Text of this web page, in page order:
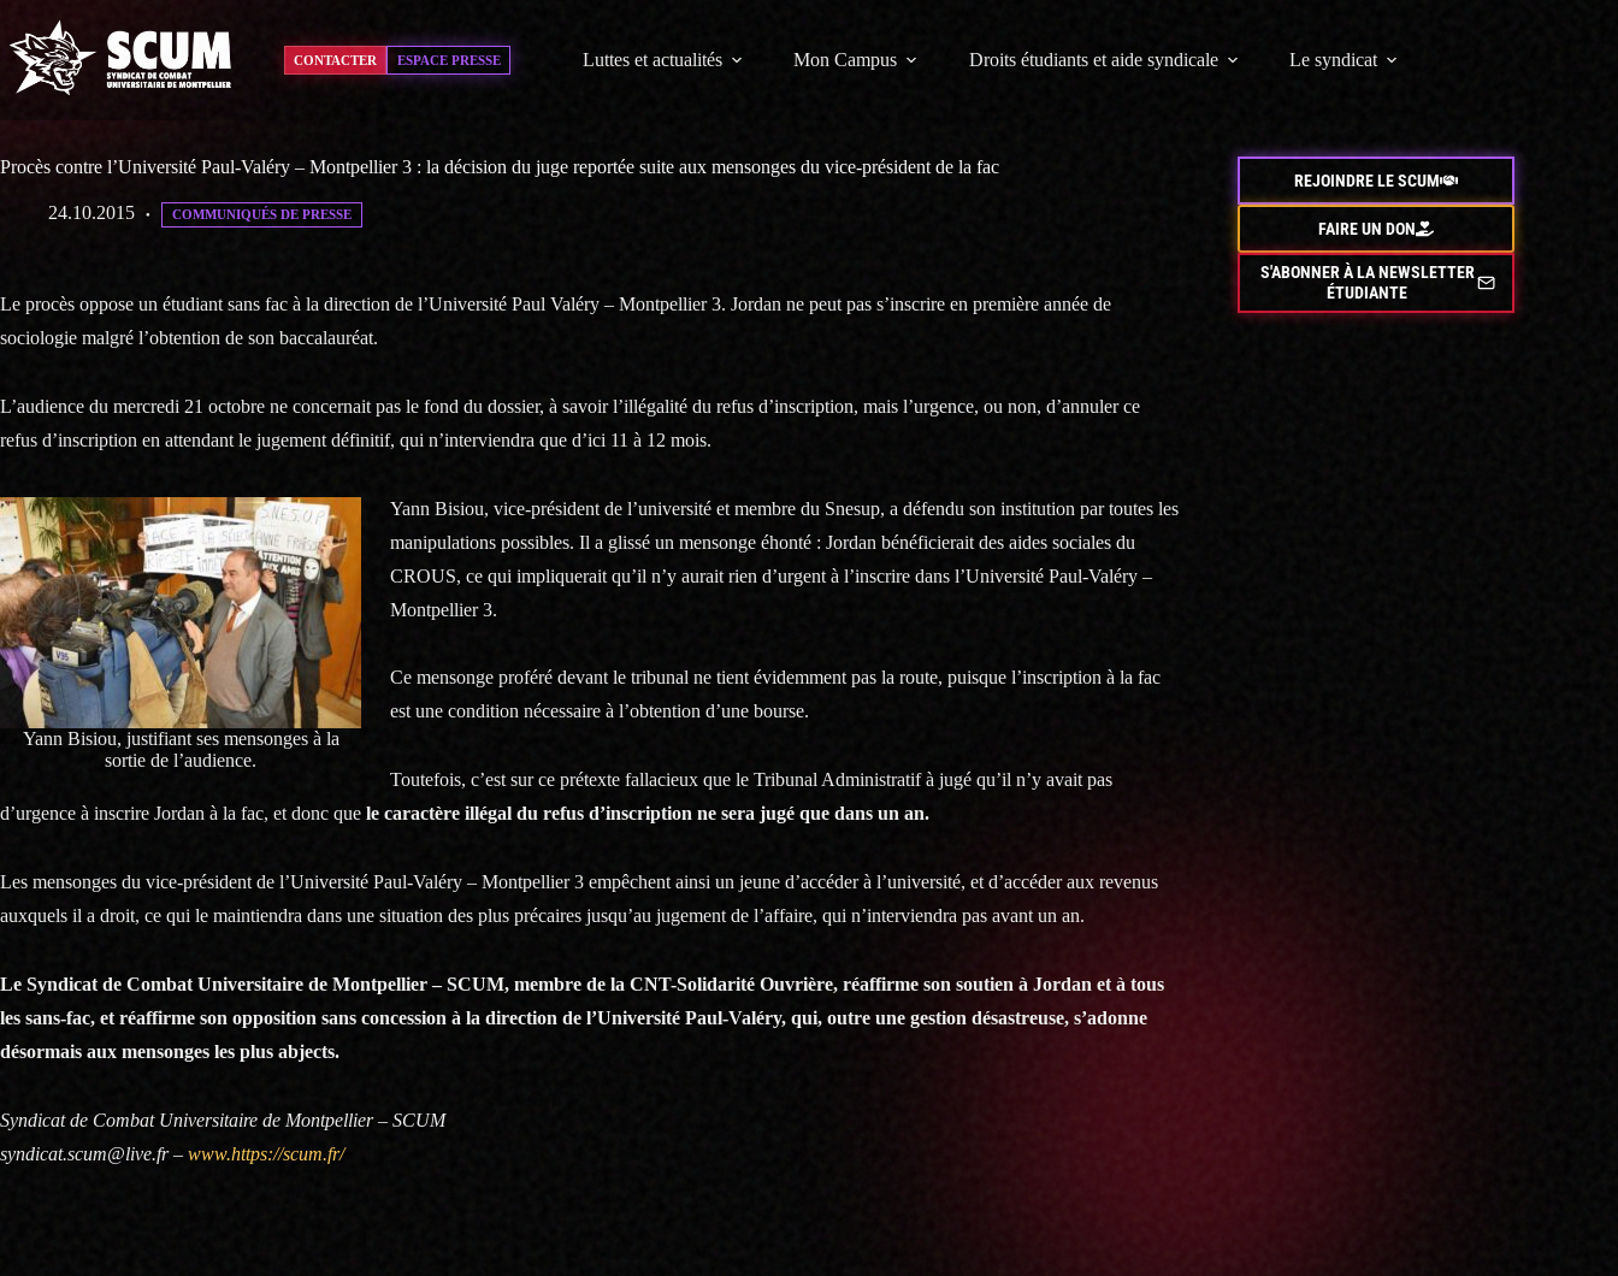
contenu
CONTACTER ESPACE PRESSE Luttes et actualités Mon Campus Droits étudiants et aide syndicale Le syndicat
Procès contre l’Université Paul-Valéry – Montpellier 3 : la décision du juge reportée suite aux mensonges du vice-président de la fac
24.10.2015 COMMUNIQUÉS DE PRESSE
Le procès oppose un étudiant sans fac à la direction de l’Université Paul Valéry – Montpellier 3. Jordan ne peut pas s’inscrire en première année de
sociologie malgré l’obtention de son baccalauréat.
L’audience du mercredi 21 octobre ne concernait pas le fond du dossier, à savoir l’illégalité du refus d’inscription, mais l’urgence, ou non, d’annuler ce
refus d’inscription en attendant le jugement définitif, qui n’interviendra que d’ici 11 à 12 mois.
Yann Bisiou, justifiant ses mensonges à la
sortie de l’audience.
Yann Bisiou, vice-président de l’université et membre du Snesup, a défendu son institution par toutes les
manipulations possibles. Il a glissé un mensonge éhonté : Jordan bénéficierait des aides sociales du
CROUS, ce qui impliquerait qu’il n’y aurait rien d’urgent à l’inscrire dans l’Université Paul-Valéry –
Montpellier 3.
Ce mensonge proféré devant le tribunal ne tient évidemment pas la route, puisque l’inscription à la fac
est une condition nécessaire à l’obtention d’une bourse.
Toutefois, c’est sur ce prétexte fallacieux que le Tribunal Administratif à jugé qu’il n’y avait pas
d’urgence à inscrire Jordan à la fac, et donc que le caractère illégal du refus d’inscription ne sera jugé que dans un an.
Les mensonges du vice-président de l’Université Paul-Valéry – Montpellier 3 empêchent ainsi un jeune d’accéder à l’université, et d’accéder aux revenus
auxquels il a droit, ce qui le maintiendra dans une situation des plus précaires jusqu’au jugement de l’affaire, qui n’interviendra pas avant un an.
Le Syndicat de Combat Universitaire de Montpellier – SCUM, membre de la CNT-Solidarité Ouvrière, réaffirme son soutien à Jordan et à tous
les sans-fac, et réaffirme son opposition sans concession à la direction de l’Université Paul-Valéry, qui, outre une gestion désastreuse, s’adonne
désormais aux mensonges les plus abjects.
Syndicat de Combat Universitaire de Montpellier – SCUM
syndicat.scum@live.fr –www.https://scum.fr/
REJOINDRE LE SCUM
FAIRE UN DON
S'ABONNER À LA NEWSLETTER
ÉTUDIANTE